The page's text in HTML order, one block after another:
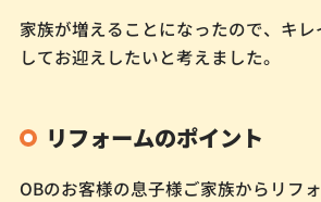
家族が増えることになったので、キ
してお迎えしたいと考えました。
リフォームのポイント
OBのお客様の息子様ご家族からリフ